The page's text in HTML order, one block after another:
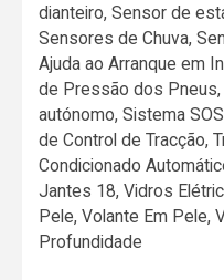
dianteiro, Sensor de
Sensores de Chuva,
Ajuda ao Arranque em
de Pressão dos
autónomo, Sistema
de Control de Tracção,
Condicionado
Jantes 18, Vidros
Pele, Volante Em Pele,
Profundidade